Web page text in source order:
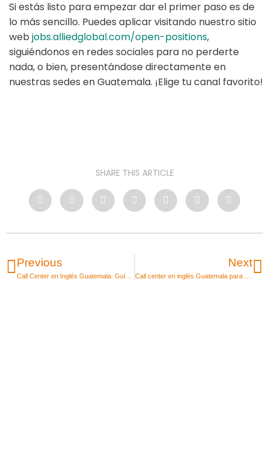
Si estás listo para empezar dar el primer paso es de
lo más sencillo. Puedes aplicar visitando nuestro sitio
web jobs.alliedglobal.com/open-positions,
siguiéndonos en redes sociales para no perderte
nada, o bien, presentándose directamente en
nuestras sedes en Guatemala. ¡Elige tu canal favorito!
SHARE THIS ARTICLE
Previous Next